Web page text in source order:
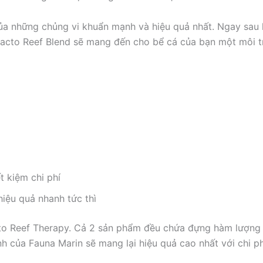
những chủng vi khuẩn mạnh và hiệu quả nhất. Ngay
Reef Blend sẽ mang đến cho bể cá của bạn một môi
kiệm chi phí
quả nhanh tức thì
Therapy. Cả 2 sản phẩm đều chứa đựng hàm
của Fauna Marin sẽ mang lại hiệu quả cao nhất với chi